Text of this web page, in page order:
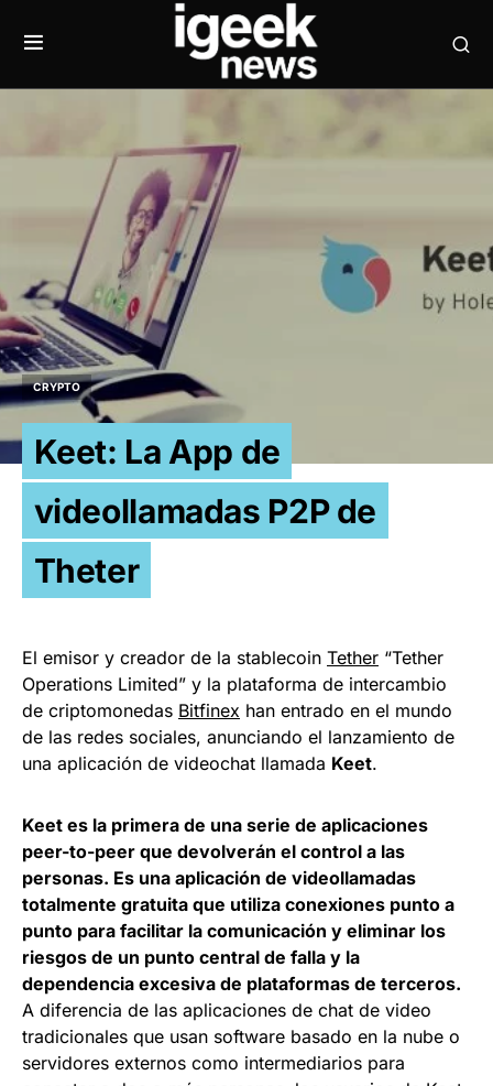
CRYPTO
Keet: La App de
videollamadas P2P de
Theter
El emisor y creador de la stablecoin Tether “Tether
Operations Limited” y la plataforma de intercambio
de criptomonedas Bitfinex han entrado en el mundo
de las redes sociales, anunciando el lanzamiento de
una aplicación de videochat llamada Keet.
Keet es la primera de una serie de aplicaciones
peer-to-peer que devolverán el control a las
personas. Es una aplicación de videollamadas
totalmente gratuita que utiliza conexiones punto a
punto para facilitar la comunicación y eliminar los
riesgos de un punto central de falla y la
dependencia excesiva de plataformas de terceros.
A diferencia de las aplicaciones de chat de video
tradicionales que usan software basado en la nube o
servidores externos como intermediarios para